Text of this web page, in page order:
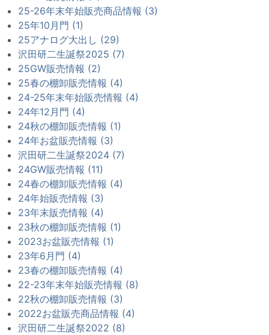
25-26年末年始販売商品情報 (3)
25年10月門 (1)
25アナログ大出し (29)
沢田研二生誕祭2025 (7)
25GW販売情報 (2)
25春の棚卸販売情報 (4)
24-25年末年始販売情報 (4)
24年12月門 (4)
24秋の棚卸販売情報 (1)
24年お盆販売情報 (3)
沢田研二生誕祭2024 (7)
24GW販売情報 (11)
24春の棚卸販売情報 (4)
24年始販売情報 (3)
23年末販売情報 (4)
23秋の棚卸販売情報 (1)
2023お盆販売情報 (1)
23年6月門 (4)
23春の棚卸販売情報 (4)
22-23年末年始販売情報 (8)
22秋の棚卸販売情報 (3)
2022お盆販売商品情報 (4)
沢田研二生誕祭2022 (8)